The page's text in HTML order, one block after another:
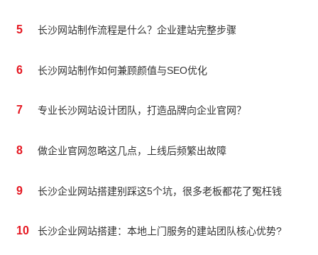
5 长沙网站制作流程是什么？企业建站完整步骤
6 长沙网站制作如何兼顾颜值与SEO优化
7 专业长沙网站设计团队，打造品牌向企业官网？
8 做企业官网忽略这几点，上线后频繁出故障
9 长沙企业网站搭建别踩这5个坑，很多老板都花了冤枉钱
10 长沙企业网站搭建：本地上门服务的建站团队核心优势?